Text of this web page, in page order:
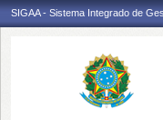
SIGAA - Sistema Integrado de